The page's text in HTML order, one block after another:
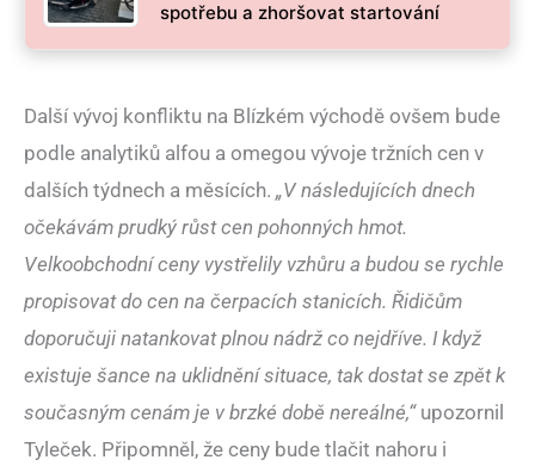
spotřebu a zhoršovat startování
Další vývoj konfliktu na Blízkém východě ovšem bude
podle analytiků alfou a omegou vývoje tržních cen v
dalších týdnech a měsících. „V následujících dnech
očekávám prudký růst cen pohonných hmot.
Velkoobchodní ceny vystřelily vzhůru a budou se rychle
propisovat do cen na čerpacích stanicích. Řidičům
doporučuji natankovat plnou nádrž co nejdříve. I když
existuje šance na uklidnění situace, tak dostat se zpět k
současným cenám je v brzké době nereálné,“upozornil
Tyleček. Připomněl, že ceny bude tlačit nahoru i